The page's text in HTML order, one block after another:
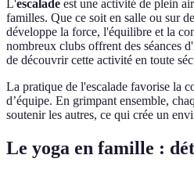
L'escalade est une activité de plein
familles. Que ce soit en salle ou sur
développe la force, l'équilibre et la
nombreux clubs offrent des séances
de découvrir cette activité en toute
La pratique de l'escalade favorise la
d’équipe. En grimpant ensemble,
soutenir les autres, ce qui crée un
Le yoga en famille :